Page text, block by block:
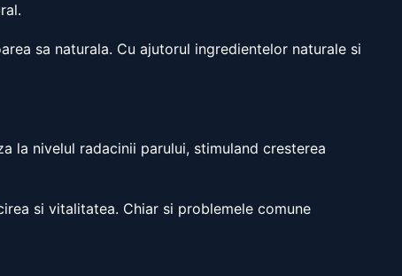
sa naturala. Cu ajutorul ingredientelor naturale si
la nivelul radacinii parului, stimuland cresterea
si vitalitatea. Chiar si problemele comune